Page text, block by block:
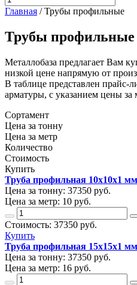
Главная /Трубы профильные
Трубы профильные
Металлобаза предлагает Вам
низкой цене напрямую от
В таблице представлен прайс-
арматуры, с указанием цены за
Сортамент
Цена за тонну
Цена за метр
Количество
Стоимость
Купить
Труба профильная 10х10х1 мм
Цена за тонну: 37350 руб.
Цена за метр: 10 руб.
Стоимость: 37350 руб.
Купить
Труба профильная 15х15х1 мм
Цена за тонну: 37350 руб.
Цена за метр: 16 руб.